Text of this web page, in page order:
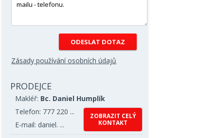
Zásady používání osobních údajů
PRODEJCE
Makléř: Bc. Daniel Humplík
Telefon: 777 220 ...
E-mail: daniel. ...
ZOBRAZIT CELÝ
KONTAKT